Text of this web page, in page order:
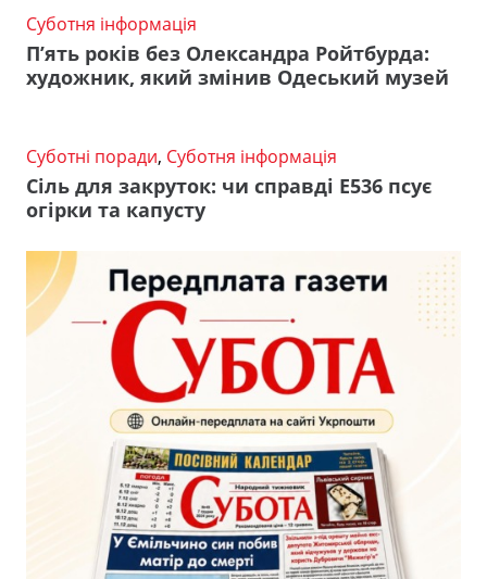
Суботня інформація
П’ять років без Олександра Ройтбурда:
художник, який змінив Одеський музей
Суботні поради, Суботня інформація
Сіль для закруток: чи справді Е536 псує
огірки та капусту